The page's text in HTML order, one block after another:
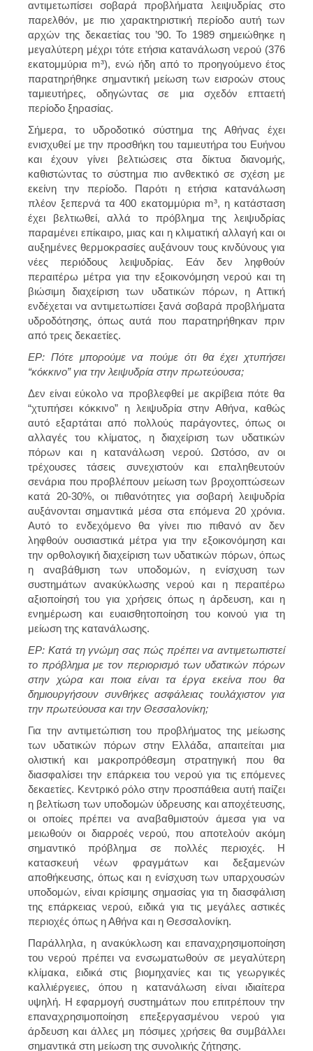
αντιμετωπίσει σοβαρά προβλήματα λειψυδρίας στο
παρελθόν, με πιο χαρακτηριστική περίοδο αυτή των
αρχών της δεκαετίας του ’90. Το 1989 σημειώθηκε η
μεγαλύτερη μέχρι τότε ετήσια κατανάλωση νερού (376
εκατομμύρια m³), ενώ ήδη από το προηγούμενο έτος
παρατηρήθηκε σημαντική μείωση των εισροών στους
ταμιευτήρες, οδηγώντας σε μια σχεδόν επταετή
περίοδο ξηρασίας.
Σήμερα, το υδροδοτικό σύστημα της Αθήνας έχει
ενισχυθεί με την προσθήκη του ταμιευτήρα του Ευήνου
και έχουν γίνει βελτιώσεις στα δίκτυα διανομής,
καθιστώντας το σύστημα πιο ανθεκτικό σε σχέση με
εκείνη την περίοδο. Παρότι η ετήσια κατανάλωση
πλέον ξεπερνά τα400 εκατομμύρια m³, η κατάσταση
έχει βελτιωθεί, αλλά το πρόβλημα της λειψυδρίας
παραμένει επίκαιρο, μιας και η κλιματική αλλαγή και οι
αυξημένες θερμοκρασίες αυξάνουν τους κινδύνους για
νέες περιόδους λειψυδρίας. Εάν δεν ληφθούν
περαιτέρω μέτρα για την εξοικονόμηση νερού και τη
βιώσιμη διαχείριση των υδατικών πόρων, η Αττική
ενδέχεται να αντιμετωπίσει ξανά σοβαρά προβλήματα
υδροδότησης, όπως αυτά που παρατηρήθηκαν πριν
από τρεις δεκαετίες.
EΡ: Πότε μπορούμε να πούμε ότι θα έχει χτυπήσει
“κόκκινο” για την λειψυδρία στην πρωτεύουσα;
Δεν είναι εύκολο να προβλεφθεί με ακρίβεια πότε θα
“χτυπήσει κόκκινο” η λειψυδρία στην Αθήνα, καθώς
αυτό εξαρτάται από πολλούς παράγοντες, όπως οι
αλλαγές του κλίματος, η διαχείριση των υδατικών
πόρων και η κατανάλωση νερού. Ωστόσο, αν οι
τρέχουσες τάσεις συνεχιστούν και επαληθευτούν
σενάρια που προβλέπουν μείωση των βροχοπτώσεων
κατά 20-30%, οι πιθανότητες για σοβαρή λειψυδρία
αυξάνονται σημαντικά μέσα στα επόμενα 20 χρόνια.
Αυτό το ενδεχόμενο θα γίνει πιο πιθανό αν δεν
ληφθούν ουσιαστικά μέτρα για την εξοικονόμηση και
την ορθολογική διαχείριση των υδατικών πόρων, όπως
η αναβάθμιση των υποδομών, η ενίσχυση των
συστημάτων ανακύκλωσης νερού και η περαιτέρω
αξιοποίησή του για χρήσεις όπως η άρδευση, και η
ενημέρωση και ευαισθητοποίηση του κοινού για τη
μείωση της κατανάλωσης.
ΕΡ: Κατά τη γνώμη σας πώς πρέπει να αντιμετωπιστεί
το πρόβλημα με τον περιορισμό των υδατικών πόρων
στην χώρα και ποια είναι τα έργα εκείνα που θα
δημιουργήσουν συνθήκες ασφάλειας τουλάχιστον για
την πρωτεύουσα και την Θεσσαλονίκη;
Για την αντιμετώπιση του προβλήματος της μείωσης
των υδατικών πόρων στην Ελλάδα, απαιτείται μια
ολιστική και μακροπρόθεσμη στρατηγική που θα
διασφαλίσει την επάρκεια του νερού για τις επόμενες
δεκαετίες. Κεντρικό ρόλο στην προσπάθεια αυτή παίζει
η βελτίωση των υποδομών ύδρευσης και αποχέτευσης,
οι οποίες πρέπει να αναβαθμιστούν άμεσα για να
μειωθούν οι διαρροές νερού, που αποτελούν ακόμη
σημαντικό πρόβλημα σε πολλές περιοχές. Η
κατασκευή νέων φραγμάτων και δεξαμενών
αποθήκευσης, όπως και η ενίσχυση των υπαρχουσών
υποδομών, είναι κρίσιμης σημασίας για τη διασφάλιση
της επάρκειας νερού, ειδικά για τις μεγάλες αστικές
περιοχές όπως η Αθήνα και η Θεσσαλονίκη.
Παράλληλα, η ανακύκλωση και επαναχρησιμοποίηση
του νερού πρέπει να ενσωματωθούν σε μεγαλύτερη
κλίμακα, ειδικά στις βιομηχανίες και τις γεωργικές
καλλιέργειες, όπου η κατανάλωση είναι ιδιαίτερα
υψηλή. Η εφαρμογή συστημάτων που επιτρέπουν την
επαναχρησιμοποίηση επεξεργασμένου νερού για
άρδευση και άλλες μη πόσιμες χρήσεις θα συμβάλλει
σημαντικά στη μείωση της συνολικής ζήτησης.